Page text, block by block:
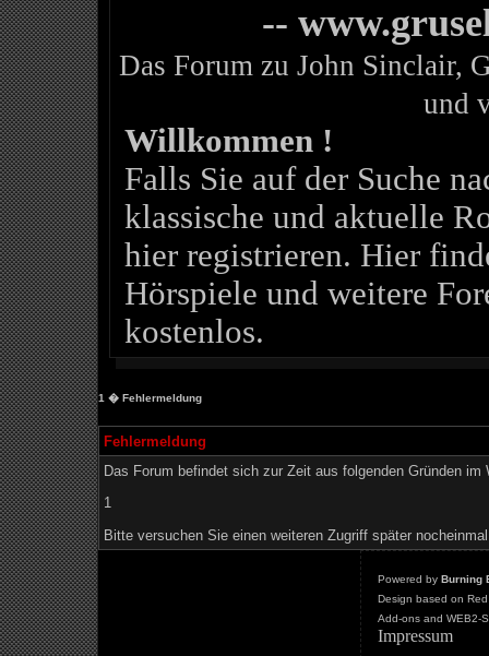
--
Das Forum zu John Sinclair,
und
Willkommen !
Falls Sie auf der Suche
klassische und aktuelle
hier registrieren. Hier
Hörspiele und weitere
kostenlos.
1 � Fehlermeldung
Fehlermeldung
Das Forum befindet sich zur Zeit aus folgenden Gründen im
1
Bitte versuchen Sie einen weiteren Zugriff später
Powered by Burning
Design based on
Add-ons and WEB2-
Impressum